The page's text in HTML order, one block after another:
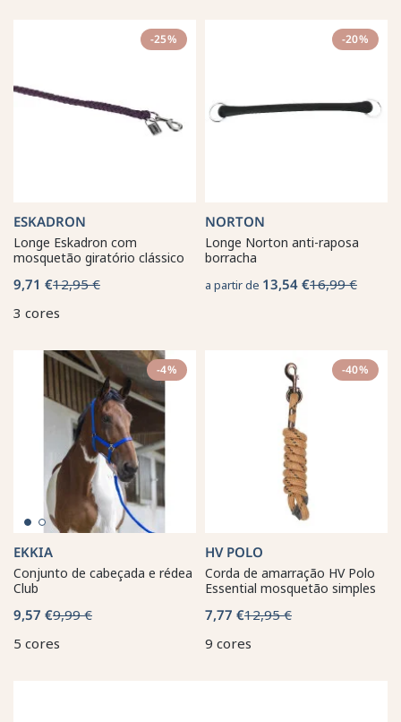
-25%
ESKADRON
Longe Eskadron com
mosquetão giratório clássico
9,71 €12,95 €
3 cores
-20%
NORTON
Longe Norton anti-raposa
borracha
a partir de 13,54 €16,99 €
-4%
EKKIA
Conjunto de cabeçada e rédea
Club
9,57 €9,99 €
5 cores
-40%
HV POLO
Corda de amarração HV Polo
Essential mosquetão simples
7,77 €12,95 €
9 cores